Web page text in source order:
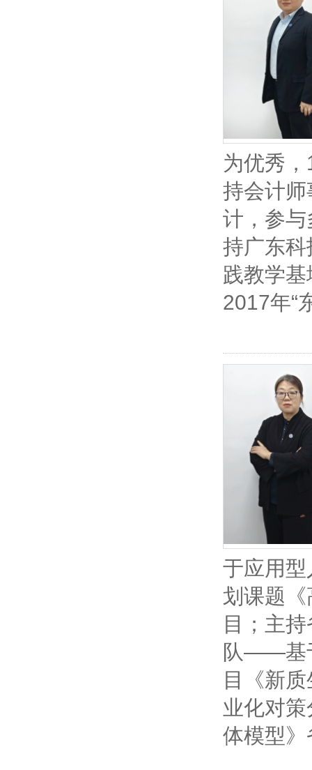
为优秀
持会计
计，参
持广东
践教学
2017年“
于应用
划课题
目；主
队——基
目《新
业化对
体模型